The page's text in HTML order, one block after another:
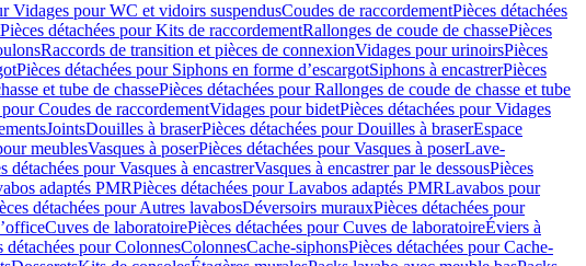
Vidages pour WC et vidoirs suspendusCoudes de raccordementPièces détachées
Pièces détachées pour Kits de raccordementRallonges de coude de chassePièces
Raccords de transition et pièces de connexionVidages pour urinoirsPièces
Pièces détachées pour Siphons en forme d’escargotSiphons à encastrerPièces
et tube de chassePièces détachées pour Rallonges de coude de chasse et tube
pour Coudes de raccordementVidages pour bidetPièces détachées pour Vidages
JointsDouilles à braserPièces détachées pour Douilles à braserEspace
meublesVasques à poserPièces détachées pour Vasques à poserLave-
détachées pour Vasques à encastrerVasques à encastrer par le dessousPièces
adaptés PMRPièces détachées pour Lavabos adaptés PMRLavabos pour
détachées pour Autres lavabosDéversoirs murauxPièces détachées pour
Cuves de laboratoirePièces détachées pour Cuves de laboratoireÉviers à
détachées pour ColonnesColonnesCache-siphonsPièces détachées pour Cache-